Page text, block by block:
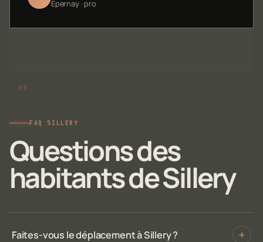
Épernay · pro
FAQ SILLERY
Questions des
habitants de Sillery
Faites-vous le déplacement à Sillery ?